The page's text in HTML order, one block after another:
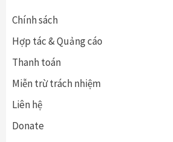
Chính sách
Hợp tác & Quảng cáo
Thanh toán
Miễn trừ trách nhiệm
Liên hệ
Donate